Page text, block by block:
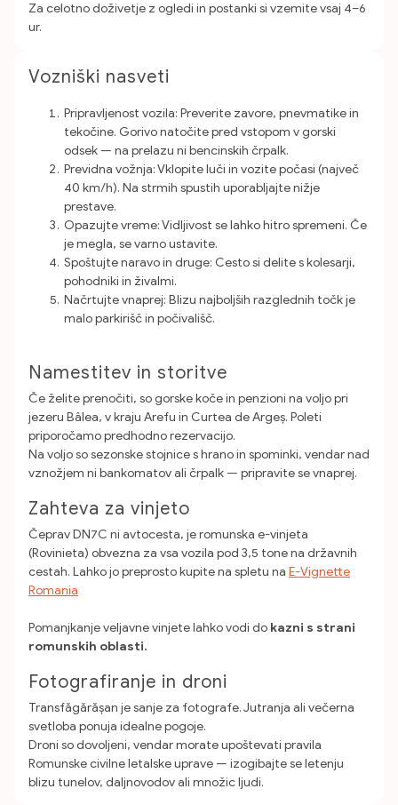
Za celotno doživetje z ogledi in postanki si vzemite vsaj 4–6
ur.
Vozniški nasveti
Pripravljenost vozila: Preverite zavore, pnevmatike in
tekočine. Gorivo natočite pred vstopom v gorski
odsek — na prelazu ni bencinskih črpalk.
Previdna vožnja: Vklopite luči in vozite počasi (največ
40 km/h). Na strmih spustih uporabljajte nižje
prestave.
Opazujte vreme: Vidljivost se lahko hitro spremeni. Če
je megla, se varno ustavite.
Spoštujte naravo in druge: Cesto si delite s kolesarji,
pohodniki in živalmi.
Načrtujte vnaprej: Blizu najboljših razglednih točk je
malo parkirišč in počivališč.
Namestitev in storitve
Če želite prenočiti, so gorske koče in penzioni na voljo pri
jezeru Bâlea, v kraju Arefu in Curtea de Argeș. Poleti
priporočamo predhodno rezervacijo.
Na voljo so sezonske stojnice s hrano in spominki, vendar nad
vznožjem ni bankomatov ali črpalk — pripravite se vnaprej.
Zahteva za vinjeto
Čeprav DN7C ni avtocesta, je romunska e-vinjeta
(Rovinieta) obvezna za vsa vozila pod 3,5 tone na državnih
cestah. Lahko jo preprosto kupite na spletu na E-Vignette
Romania
Pomanjkanje veljavne vinjete lahko vodi do kazni s strani
romunskih oblasti.
Fotografiranje in droni
Transfăgărășan je sanje za fotografe. Jutranja ali večerna
svetloba ponuja idealne pogoje.
Droni so dovoljeni, vendar morate upoštevati pravila
Romunske civilne letalske uprave — izogibajte se letenju
blizu tunelov, daljnovodov ali množic ljudi.